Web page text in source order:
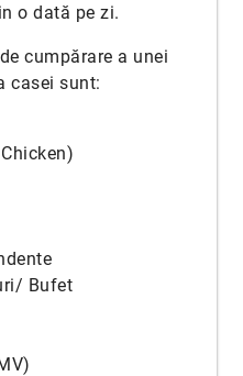
o dată pe zi.
cumpărare a unei
casei sunt:
Bufet